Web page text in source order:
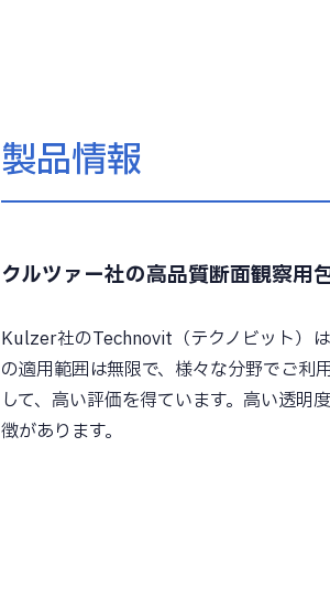
製品情報
クルツァー社の高品質断面観察用
Kulzer社のTechnovit（テクノビット）
の適用範囲は無限で、様々な分野でご利
して、高い評価を得ています。高い透
徴があります。